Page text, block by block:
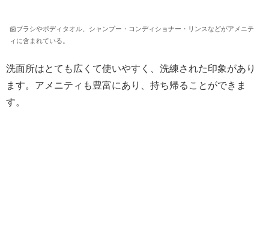
歯ブラシやボディタオル、シャンプー・コンディショナー・リンスなどがアメニテ
ィに含まれている。
洗面所はとても広くて使いやすく、洗練された印象があり
ます。アメニティも豊富にあり、持ち帰ることができま
す。